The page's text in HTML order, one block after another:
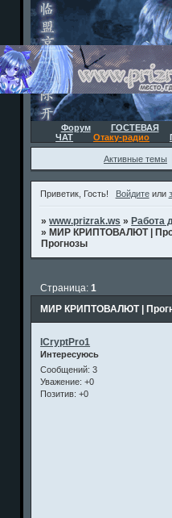
Форум ГОСТЕВАЯ
ЧАТ
Отаку-радио
Активные темы
Приветик, Гость! Войдитеили
»www.prizrak.ws » Работа
» МИР КРИПТОВАЛЮТ |
Прогнозы
МИР КРИПТОВАЛЮТ |
Страница:1
ICryptPro1
Интересуюсь
Сообщений: 3
Уважение: +0
Позитив: +0